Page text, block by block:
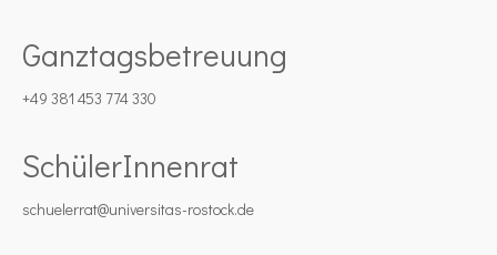
Ganztagsbetreuung
+49 381 453 774 330
SchülerInnenrat
schuelerrat@universitas-rostock.de